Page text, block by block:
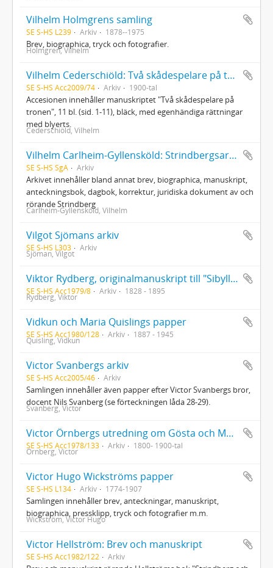
Vilhelm Holmgrens samling
SE S-HS L239 Arkiv 1878--1975
Brev, biographica, tryck och fotografier.
Holmgren, Vilhelm
Vilhelm Cederschiöld: Två skådespelare på tronen
SE S-HS Acc2009/74 Arkiv 1900-tal
Accesionen innehåller manuskriptet "Två skådespelare på
tronen", 11 bl. (sid. 1-11), bläck, med egenhändiga rättningar
med blyerts.
Cederschiöld, Vilhelm
Vilhelm Carlheim-Gyllensköld: Strindbergsarkivet
SE S-HS SgA Arkiv
Arkivet innehåller bland annat brev, biographica, manuskript,
anteckningsbok, dagbok, korrektur, juridiska dokument av och
rörande Strindberg
Carlheim-Gyllensköld, Vilhelm
Vilgot Sjömans arkiv
SE S-HS L303 Arkiv
Sjöman, Vilgot
Viktor Rydberg, originalmanuskript till "Sibyllinerna och Völuspa" samt "Porträttfynden i Fajjum"
SE S-HS Acc1979/8 Arkiv 1828 - 1895
Rydberg, Viktor
Vidkun och Maria Quislings papper
SE S-HS Acc1980/128 Arkiv 1887 - 1945
Quisling, Vidkun
Victor Svanbergs arkiv
SE S-HS Acc2005/46 Arkiv
Samlingen innehåller även papper efter Victor Svanbergs bror,
docent Nils Svanberg (se förteckningen låda 28-29).
Svanberg, Victor
Victor Örnbergs utredning om Gösta och Marianne Wolffelts härstamning från Karl den store
SE S-HS Acc1978/133 Arkiv 1800- 1900-tal
Örnberg, Victor
Victor Hugo Wickströms papper
SE S-HS L134 Arkiv 1774-1907
Samlingen innehåller brev, anteckningar, manuskript,
biographica, pressklipp, tryck och fotografier m.m.
Wickström, Victor Hugo
Victor Hellström: Brev och manuskript
SE S-HS Acc1982/122 Arkiv